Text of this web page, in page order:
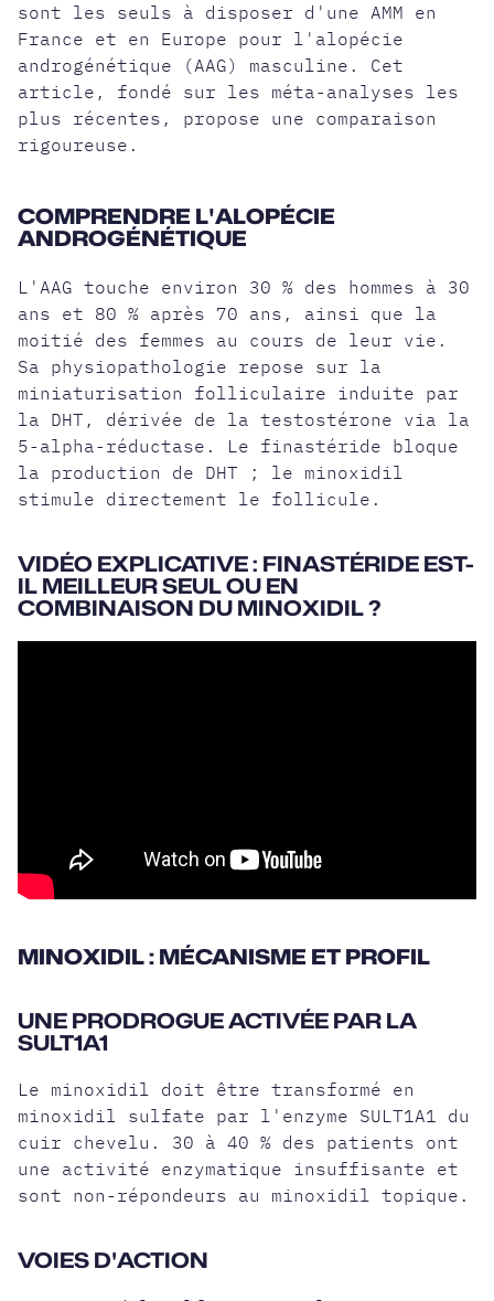
sont les seuls à disposer d'une AMM en
France et en Europe pour l'alopécie
androgénétique (AAG) masculine. Cet
article, fondé sur les méta-analyses les
plus récentes, propose une comparaison
rigoureuse .
COMPRENDRE L'ALOPÉCIE
ANDROGÉNÉTIQUE
L'AAG touche environ 30 % des hommes à 30
ans et 80 % après 70 ans, ainsi que la
moitié des femmes au cours de leur vie.
Sa physiopathologie repose sur la
miniaturisation folliculaire induite par
la DHT, dérivée de la testostérone via la
5-alpha-réductase. Le finastéride bloque
la production de DHT ; le minoxidil
stimule directement le follicule.
VIDÉO EXPLICATIVE : FINASTÉRIDE EST-
IL MEILLEUR SEUL OU EN
COMBINAISON DU MINOXIDIL ?
MINOXIDIL : MÉCANISME ET PROFIL
UNE PRODROGUE ACTIVÉE PAR LA
SULT1A1
Le minoxidil doit être transformé en
minoxidil sulfate par l'enzyme SULT1A1 du
cuir chevelu. 30 à 40 % des patients ont
une activité enzymatique insuffisante et
sont non-répondeurs au minoxidil topique.
VOIES D'ACTION